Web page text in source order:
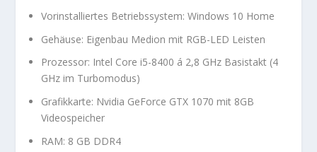
Vorinstalliertes Betriebssystem: Windows 10 Home
Gehäuse: Eigenbau Medion mit RGB-LED Leisten
Prozessor: Intel Core i5-8400 á 2,8 GHz Basistakt (4
GHz im Turbomodus)
Grafikkarte: Nvidia GeForce GTX 1070 mit 8GB
Videospeicher
RAM: 8 GB DDR4